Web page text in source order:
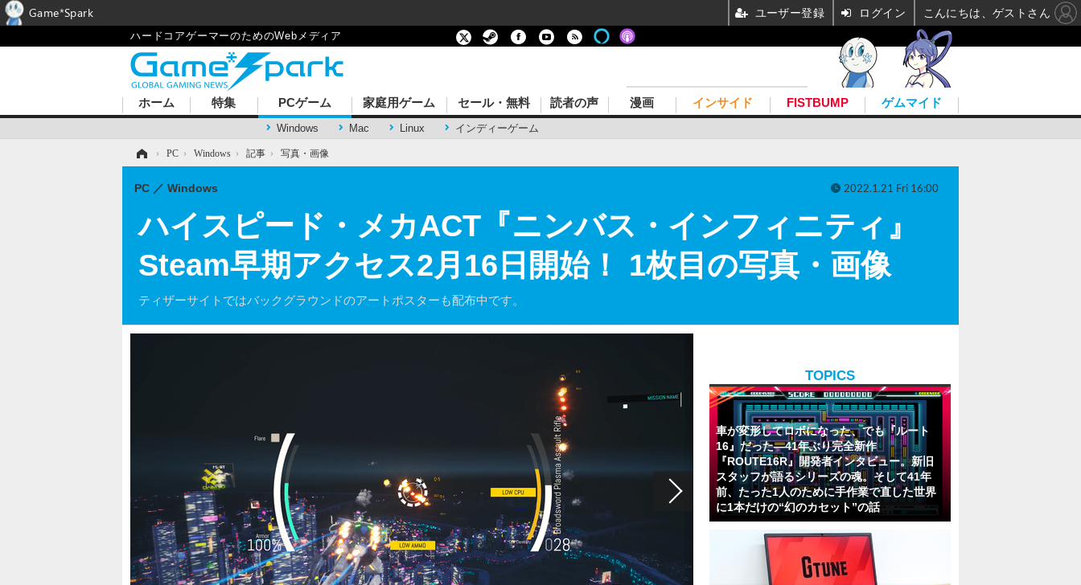
ハードコアゲーマーのためのWebメディア
ホーム 特集 PCゲーム
Windows Mac Linux インディーゲーム
家庭用ゲーム セール・無料 読者の声 漫画 インサイド FISTBUMP ゲムマイド
› PC › Windows › 記事 › 写真・画像
ハイスピード・メカACT『ニンバス・インフィニティ』
Steam早期アクセス2月16日開始！ 1枚目の写真・画像
ティザーサイトではバックグラウンドのアートポスターも配布中です。
PC Windows 2022.1.21 Fri 16:00
TOPICS
車が変形してロボになった、でも『ルート
16』だった―41年ぶり完全新作
『ROUTE16R』開発者インタビュー。新旧
スタッフが語るシリーズの魂。そして41年
前、たった1人のために手作業で直した世界
に1本だけの“幻のカセット”の話
Game*Spark ユーザー登録 ログイン こんにちは、ゲストさん